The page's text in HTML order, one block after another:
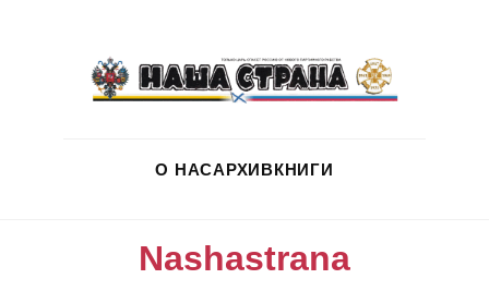
О НАСАРХИВКНИГИ
Nashastrana